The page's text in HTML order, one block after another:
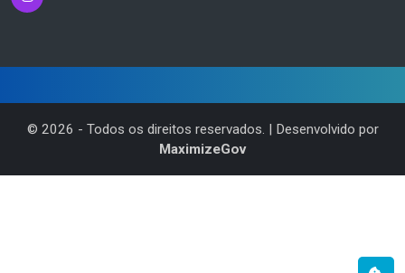
© 2026 - Todos os direitos reservados. | Desenvolvido por
MaximizeGov